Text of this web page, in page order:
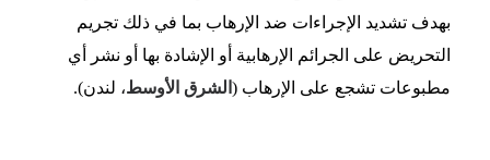
بهدف تشديد الإجراءات ضد الإرهاب بما في ذلك تجريم
التحريض على الجرائم الإرهابية أو الإشادة بها أو نشر أي
مطبوعات تشجع على الإرهاب ( الشرق الأوسط، لندن).